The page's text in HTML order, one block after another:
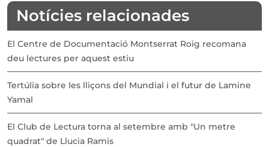
Notícies relacionades
El Centre de Documentació Montserrat Roig recomana
deu lectures per aquest estiu
Tertúlia sobre les lliçons del Mundial i el futur de Lamine
Yamal
El Club de Lectura torna al setembre amb "Un metre
quadrat" de Llucia Ramis